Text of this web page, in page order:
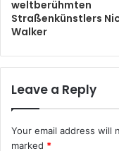
weltberühmten
Straßenkünstlers
Walker
Leave a Reply
Your email address will
marked *